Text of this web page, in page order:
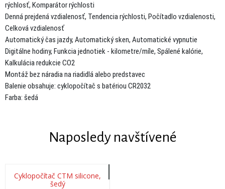
rýchlosť, Komparátor rýchlosti
Denná prejdená vzdialenosť, Tendencia rýchlosti, Počítadlo vzdialenosti,
Celková vzdialenosť
Automatický čas jazdy, Automatický sken, Automatické vypnutie
Digitálne hodiny, Funkcia jednotiek - kilometre/míle, Spálené kalórie,
Kalkulácia redukcie CO2
Montáž bez náradia na riadidlá alebo predstavec
Balenie obsahuje: cyklopočítač s batériou CR2032
Farba: šedá
Naposledy navštívené
Cyklopočítač CTM silicone,
šedý